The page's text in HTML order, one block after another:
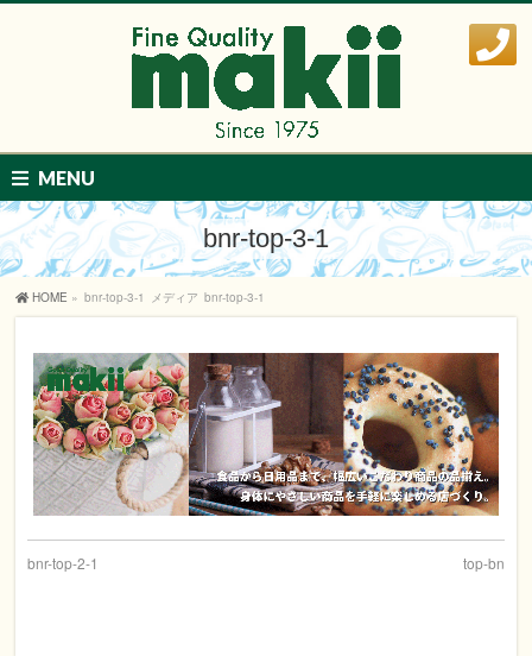
MENU
bnr-top-3-1
HOME » bnr-top-3-1 メディア bnr-top-3-1
bnr-top-2-1 top-bn